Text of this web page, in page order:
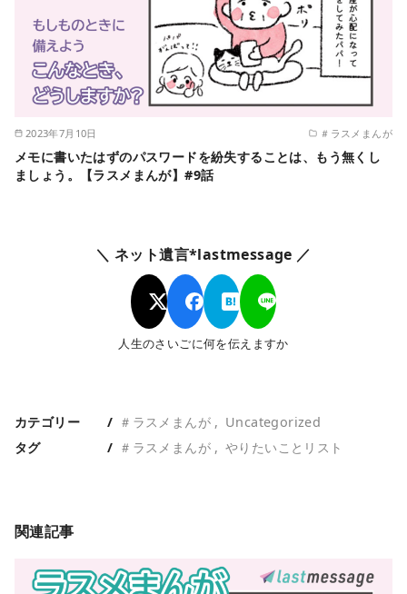
2023年7月10日 ＃ラスメまんが
メモに書いたはずのパスワードを紛失することは、もう無くし
ましょう。【ラスメまんが】#9話
＼ ネット遺言*lastmessage ／
人生のさいごに何を伝えますか
カテゴリー ＃ラスメまんが
Uncategorized
タグ
＃ラスメまんが やりたいことリスト
関連記事